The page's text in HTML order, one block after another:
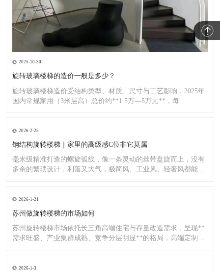
2025-10-30
旋转玻璃楼梯的造价一般是多少？
旋转玻璃楼梯造价受结构类型、材质、尺寸与工艺影响，2025年
国内常规家用（3米层高）总价约**1.5万—5万元**，每
2026-2-25
钢结构旋转楼梯｜家里的高级感C位非它莫属
毫米级精准打造的螺旋弧线，像一条灵动的丝带盘旋而上，没有
多余的繁琐设计，利落又大气，极简风、工业风、轻奢风都能完
2026-1-21
苏州做旋转楼梯的市场如何
苏州旋转楼梯市场依托长三角高端住宅与存量改造需求，呈现**
需求旺盛、产业集群成熟、竞争分层明显**的格局，高端定制与
2026-1-3